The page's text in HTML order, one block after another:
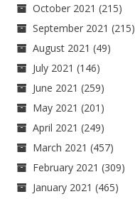
October 2021 (215)
September 2021 (215)
August 2021 (49)
July 2021 (146)
June 2021 (259)
May 2021 (201)
April 2021 (249)
March 2021 (457)
February 2021 (309)
January 2021 (465)